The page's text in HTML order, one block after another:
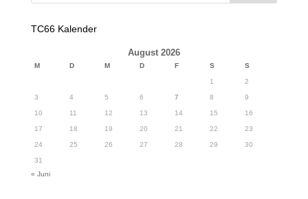
TC66 Kalender
August 2026
M D M D F S S
1 2
3 4 5 6 7 8 9
10 11 12 13 14 15 16
17 18 19 20 21 22 23
24 25 26 27 28 29 30
31
« Juni